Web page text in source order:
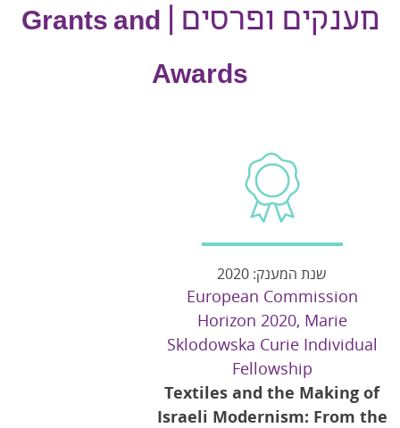
מענקים ופרסים |
Grants and
Awards
שנת המענק: 2020
European Commission
Horizon 2020, Marie
Sklodowska Curie Individual
Fellowship
Textiles and the Making of
Israeli Modernism: From the